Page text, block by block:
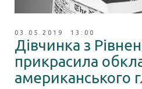
03.05.2019 13:00
Дівчинка з
прикрасила
американського